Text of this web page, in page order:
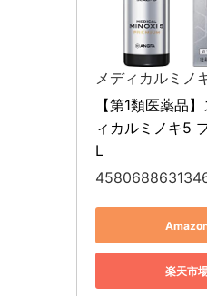
メディカルミノ
【第1類医薬品
ィカルミノキ5
L
楽天市